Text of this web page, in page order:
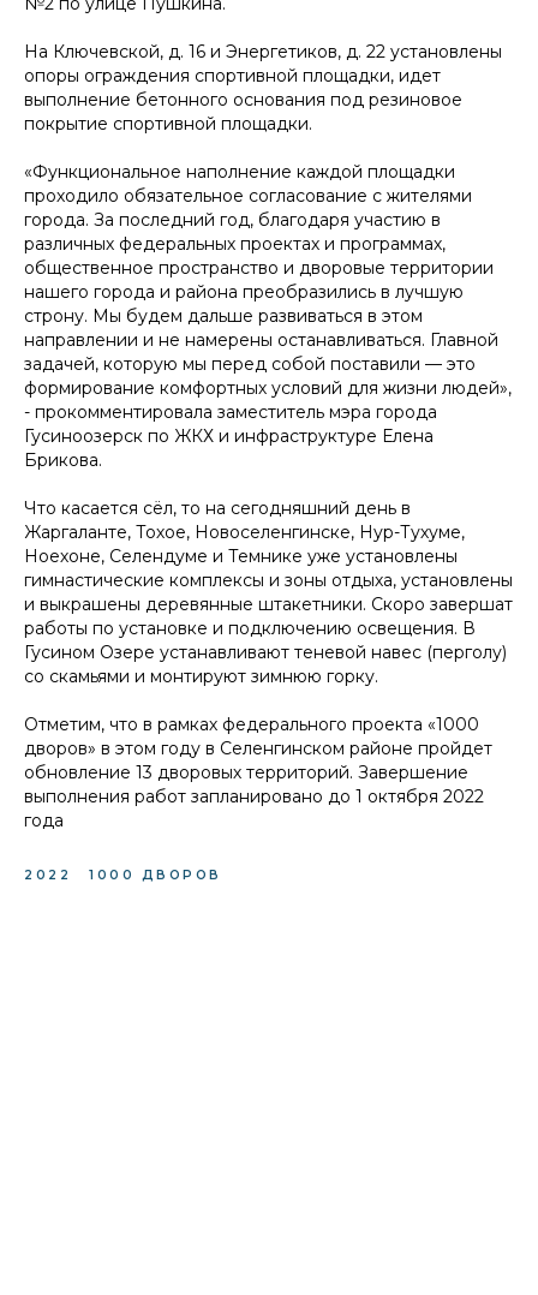
На Ключевской, д. 16 и Энергетиков, д. 22 установлены
опоры ограждения спортивной площадки, идет
выполнение бетонного основания под резиновое
покрытие спортивной площадки.
«Функциональное наполнение каждой площадки
проходило обязательное согласование с жителями
города. За последний год, благодаря участию в
различных федеральных проектах и программах,
общественное пространство и дворовые территории
нашего города и района преобразились в лучшую
строну. Мы будем дальше развиваться в этом
направлении и не намерены останавливаться. Главной
задачей, которую мы перед собой поставили — это
формирование комфортных условий для жизни людей»,
- прокомментировала заместитель мэра города
Гусиноозерск по ЖКХ и инфраструктуре Елена
Брикова.
Что касается сёл, то на сегодняшний день в
Жаргаланте, Тохое, Новоселенгинске, Нур-Тухуме,
Ноехоне, Селендуме и Темнике уже установлены
гимнастические комплексы и зоны отдыха, установлены
и выкрашены деревянные штакетники. Скоро завершат
работы по установке и подключению освещения. В
Гусином Озере устанавливают теневой навес (перголу)
со скамьями и монтируют зимнюю горку.
Отметим, что в рамках федерального проекта «1000
дворов» в этом году в Селенгинском районе пройдет
обновление 13 дворовых территорий. Завершение
выполнения работ запланировано до 1 октября 2022
года
2022 1000 ДВОРОВ